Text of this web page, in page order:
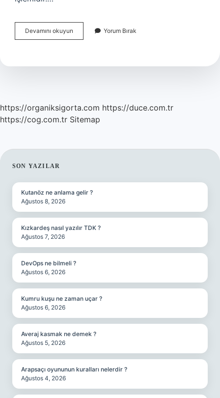
Devamını okuyun
Bükme
Yorum Bırak
https://organiksigorta.com https://duce.com.tr
https://cog.com.tr Sitemap
SIDEBAR
SON YAZILAR
Kutanöz ne anlama gelir ?
Ağustos 8, 2026
Kızkardeş nasıl yazılır TDK ?
Ağustos 7, 2026
DevOps ne bilmeli ?
Ağustos 6, 2026
Kumru kuşu ne zaman uçar ?
Ağustos 6, 2026
Averaj kasmak ne demek ?
Ağustos 5, 2026
Arapsaçı oyununun kuralları nelerdir ?
Ağustos 4, 2026